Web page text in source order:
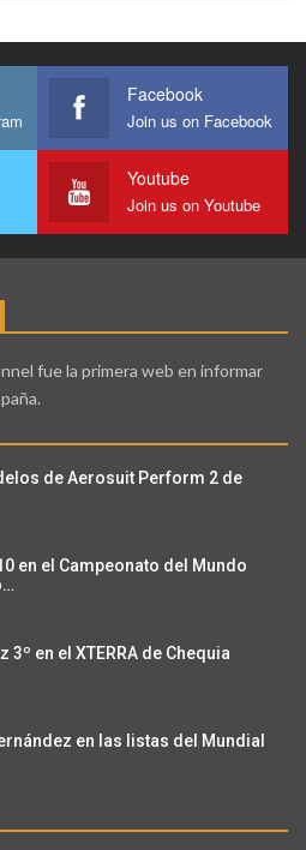
Facebook
Join us on Facebook
Youtube
Join us on Youtube
fue la primera web en informar
de Aerosuit Perform 2 de
en el Campeonato del Mundo
3º en el XTERRA de Chequia
en las listas del Mundial